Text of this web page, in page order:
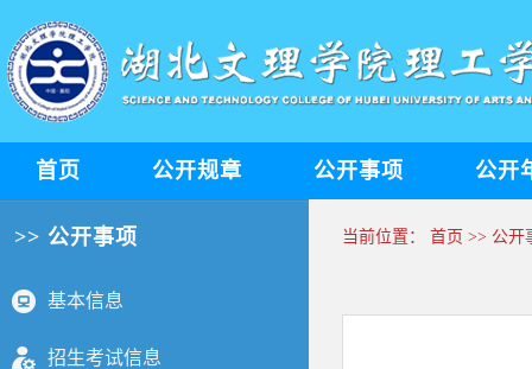
首页 公开规章 公开事项 公开
>> 公开事项
基本信息
招生考试信息
当前位置： 首页 >> 公开